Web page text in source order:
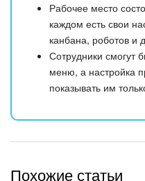
Рабочее место
каждом есть свои
канбана, роботов и
Сотрудники смогут
меню, а настройка
показывать им
Похожие статьи